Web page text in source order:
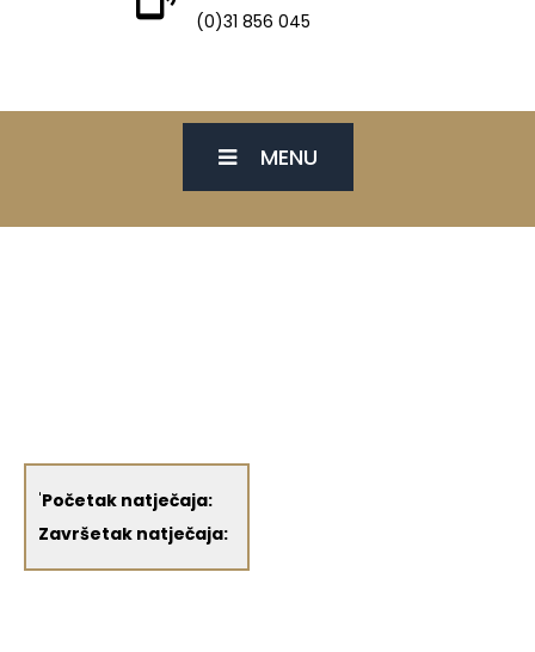
(0)31 856 045
MENU
'Početak natječaja:
Završetak natječaja: